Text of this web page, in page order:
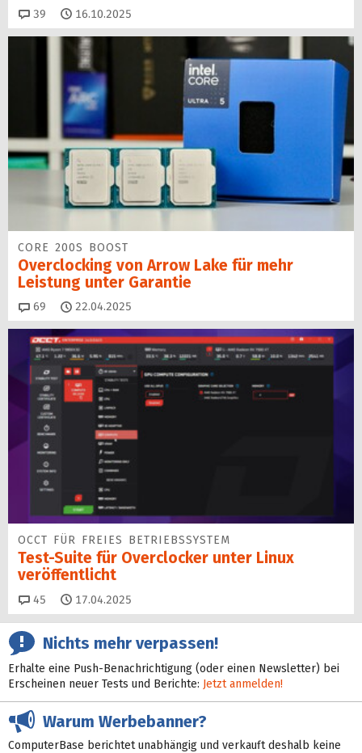
39 Kommentare
16.10.2025
CORE 200S BOOST
Overclocking von Arrow Lake für mehr
Leistung unter Garantie
69 Kommentare
22.04.2025
OCCT FÜR FREIES BETRIEBSSYSTEM
Test-Suite für Overclocker unter Linux
veröffentlicht
45 Kommentare
17.04.2025
Nichts mehr verpassen!
Erhalte eine Push-Benachrichtigung (oder einen Newsletter) bei
Erscheinen neuer Tests und Berichte: Jetzt anmelden!
Warum Werbebanner?
ComputerBase berichtet unabhängig und verkauft deshalb keine